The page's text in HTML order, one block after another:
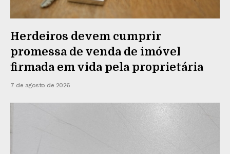
Herdeiros devem cumprir
promessa de venda de imóvel
firmada em vida pela proprietária
7 de agosto de 2026